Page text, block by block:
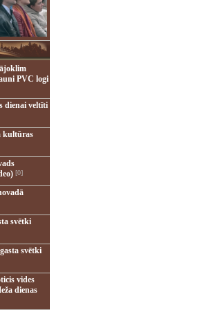
PVC logi
dienai veltīti
kultūras
[0]
svētki
svētki
vides
dienas